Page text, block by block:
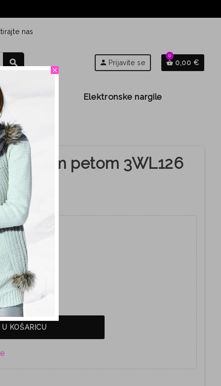
nas
search person Prijavite se shopping_basket
0
0,00 €
Elektronske nargile
s niskom petom 3WL126
KOŠARICU
close